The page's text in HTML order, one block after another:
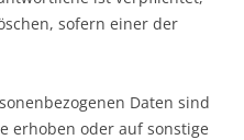
sofern einer der
Daten sind
erhoben oder auf sonstige